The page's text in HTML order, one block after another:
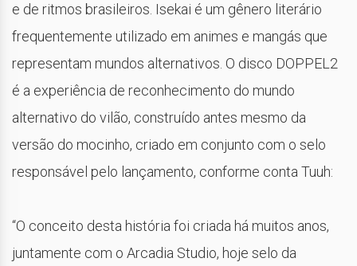
e de ritmos brasileiros. Isekai é um gênero literário
frequentemente utilizado em animes e mangás que
representam mundos alternativos. O disco DOPPEL2
é a experiência de reconhecimento do mundo
alternativo do vilão, construído antes mesmo da
versão do mocinho, criado em conjunto com o selo
responsável pelo lançamento, conforme conta Tuuh:
“O conceito desta história foi criada há muitos anos,
juntamente com o Arcadia Studio, hoje selo da